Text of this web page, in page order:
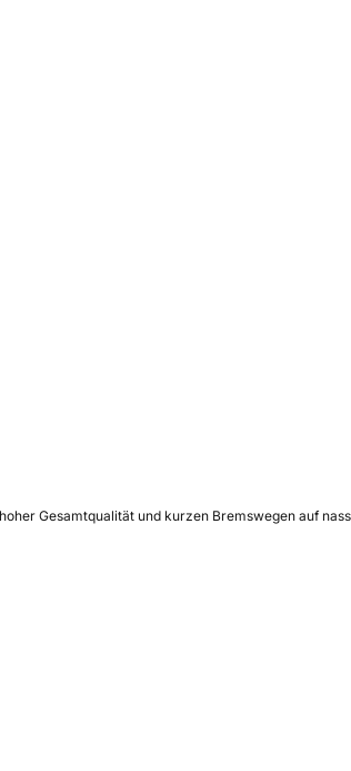
Gesamtqualität und kurzen Bremswegen auf